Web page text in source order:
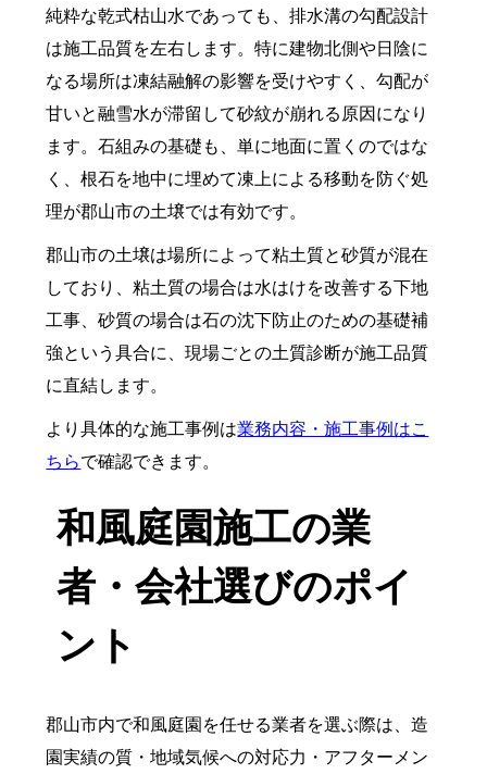
純粋な乾式枯山水であっても、排水溝の勾配設計
は施工品質を左右します。特に建物北側や日陰に
なる場所は凍結融解の影響を受けやすく、勾配が
甘いと融雪水が滞留して砂紋が崩れる原因になり
ます。石組みの基礎も、単に地面に置くのではな
く、根石を地中に埋めて凍上による移動を防ぐ処
理が郡山市の土壌では有効です。
郡山市の土壌は場所によって粘土質と砂質が混在
しており、粘土質の場合は水はけを改善する下地
工事、砂質の場合は石の沈下防止のための基礎補
強という具合に、現場ごとの土質診断が施工品質
に直結します。
より具体的な施工事例は業務内容・施工事例はこ
ちらで確認できます。
和風庭園施工の業
者・会社選びのポイ
ント
郡山市内で和風庭園を任せる業者を選ぶ際は、造
園実績の質・地域気候への対応力・アフターメン